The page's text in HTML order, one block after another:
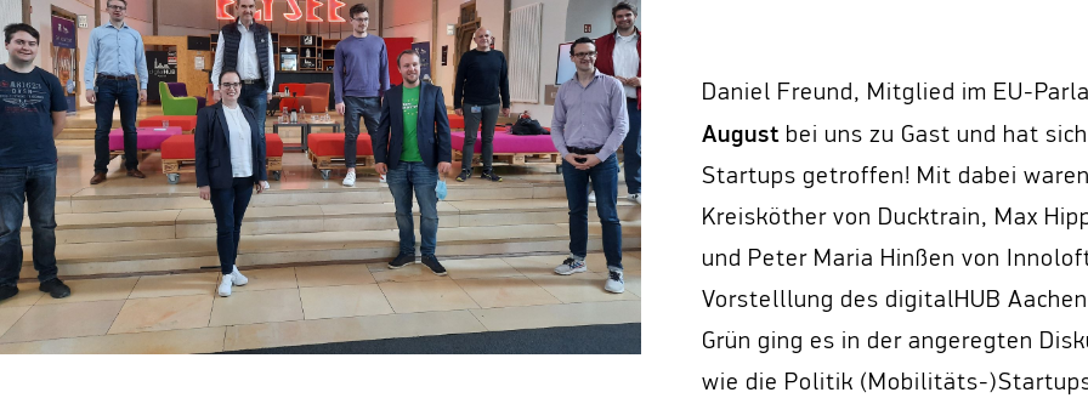
Daniel Freund, Mitglied im EU-
August bei uns zu Gast und hat
Startups getroffen! Mit dabei
Kreisköther von Ducktrain, Max
und Peter Maria Hinßen von
Vorstelllung des digitalHUB
Grün ging es in der angeregten
wie die Politik (Mobilitäts-